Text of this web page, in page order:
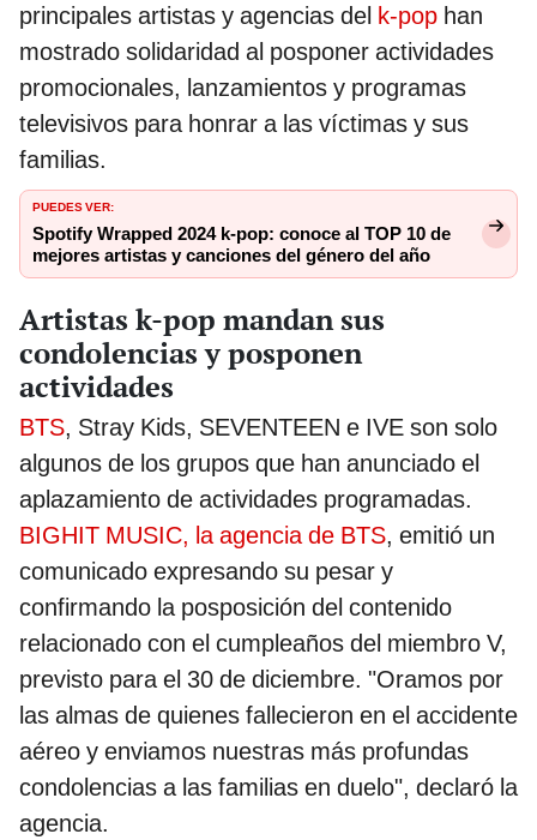
principales artistas y agencias del k-pop han
mostrado solidaridad al posponer actividades
promocionales, lanzamientos y programas
televisivos para honrar a las víctimas y sus
familias.
PUEDES VER:
Spotify Wrapped 2024 k-pop: conoce al TOP 10 de
mejores artistas y canciones del género del año
Artistas k-pop mandan sus
condolencias y posponen
actividades
BTS, Stray Kids, SEVENTEEN e IVE son solo
algunos de los grupos que han anunciado el
aplazamiento de actividades programadas.
BIGHIT MUSIC, la agencia de BTS, emitió un
comunicado expresando su pesar y
confirmando la posposición del contenido
relacionado con el cumpleaños del miembro V,
previsto para el 30 de diciembre. "Oramos por
las almas de quienes fallecieron en el accidente
aéreo y enviamos nuestras más profundas
condolencias a las familias en duelo", declaró la
agencia.